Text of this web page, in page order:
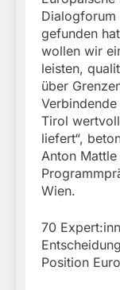
Dialogforum
gefunden
wollen wir
leisten,
über
Tirol
liefert“,
Anton
Wien.
70
Position